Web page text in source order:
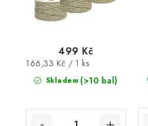
Skladem (>10 bal)
499 Kč
Měrná
cena:
166,33 Kč / 1 ks